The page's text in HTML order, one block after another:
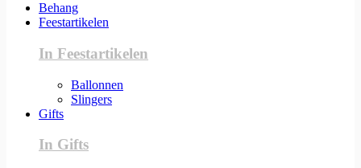
Behang
Feestartikelen
In Feestartikelen
Ballonnen
Slingers
Gifts
In Gifts